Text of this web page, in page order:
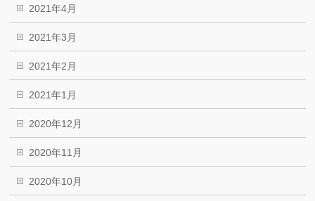
2021年4月
2021年3月
2021年2月
2021年1月
2020年12月
2020年11月
2020年10月